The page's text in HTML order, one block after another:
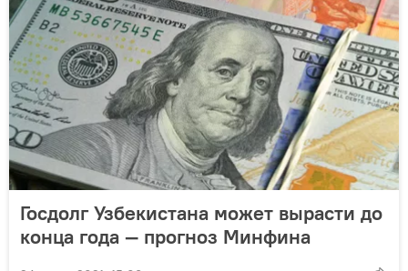
Госдолг Узбекистана может вырасти до
конца года — прогноз Минфина